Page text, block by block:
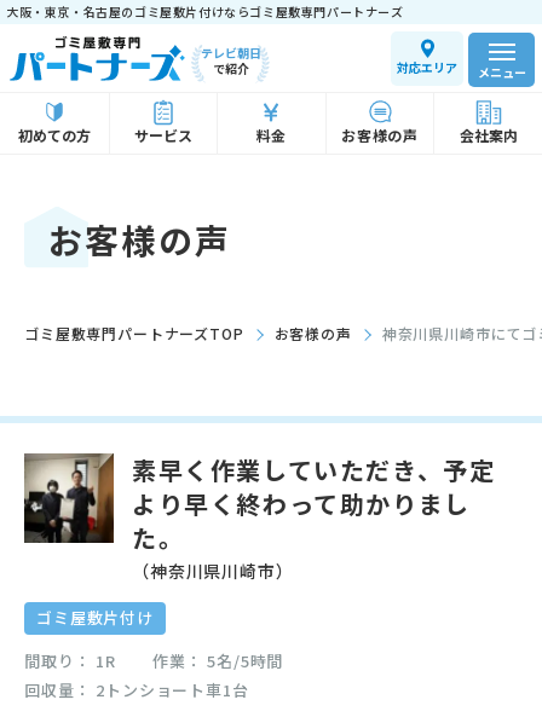
大阪・東京・名古屋のゴミ屋敷片付けならゴミ屋敷専門パートナーズ
テレビ朝日
で紹介
対応エリア
初めての方 サービス 料金 お客様の声 会社案内
メニュー
お客様の声
ゴミ屋敷専門パートナーズTOP お客様の声 神奈川県川崎市にて
素早く作業していただき、予定
より早く終わって助かりまし
た。
（神奈川県川崎市）
ゴミ屋敷片付け
間取り
1R 作業
5名/5時間
回収量
2トンショート車1台